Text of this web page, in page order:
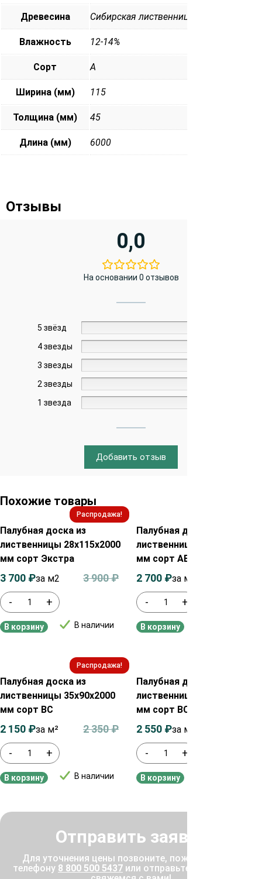
Древесина Сибирская лиственница
Влажность 12-14%
Сорт А
Ширина (мм) 115
Толщина (мм) 45
Длина (мм) 6000
Отзывы
0,0
На основании 0 отзывов
5 звёзд
4 звезды
3 звезды
2 звезды
1 звезда
Добавить отзыв
Похожие товары
Распродажа!
Палубная доска из
лиственницы 28х115х2000
мм сорт Экстра
- +
В наличии
3 900₽
3 700 ₽за м2
В корзину
Палубная доска из
лиственницы 35х115х2000
мм сорт АВ
- +
2 700 ₽за м²
В корзину
Распродажа!
Палубная доска из
лиственницы 35х90х2000
мм сорт ВС
- +
В наличии
2 350₽
2 150 ₽за м²
В корзину
Палубная доска из
лиственницы 45х115х2000
мм сорт ВС
- +
2 550 ₽за м²
В корзину
Отправить заявку
Для уточнения цены позвоните, пожалуйста, по
телефону 8 800 500 5437 или отправьте заявку, и мы